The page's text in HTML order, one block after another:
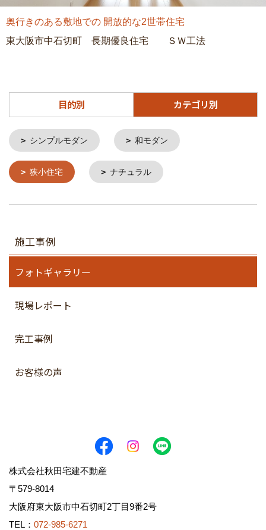
奥行きのある敷地での 開放的な2世帯住宅
東大阪市中石切町 長期優良住宅 ＳＷ工法
目的別 カテゴリ別
シンプルモダン 和モダン
狭小住宅 ナチュラル
施工事例
フォトギャラリー
現場レポート
完工事例
お客様の声
株式会社秋田宅建不動産
〒579-8014
大阪府東大阪市中石切町2丁目9番2号
TEL： 072-985-6271